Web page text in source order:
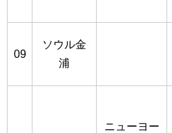
09
ソウル金
浦
ニューヨー